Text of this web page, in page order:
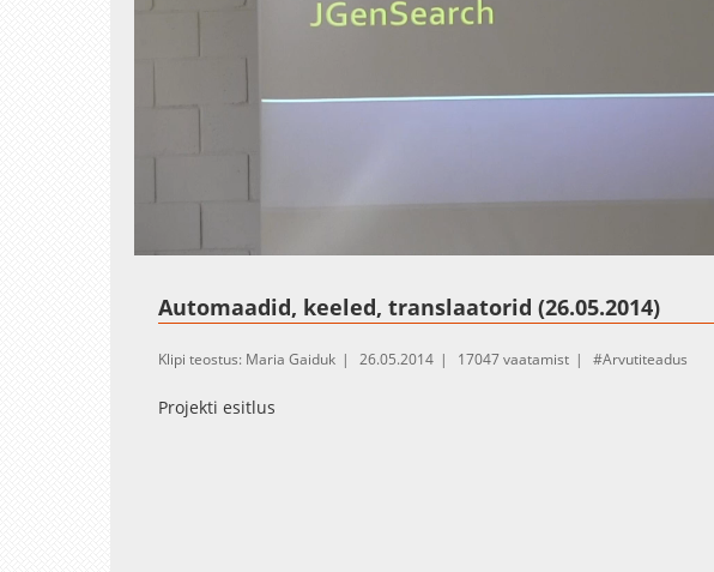
0.26%
Automaadid, keeled, translaatorid (26.05.2014)
Klipi teostus: Maria Gaiduk 26.05.2014 17047 vaatamist Arvutiteadus
Projekti esitlus